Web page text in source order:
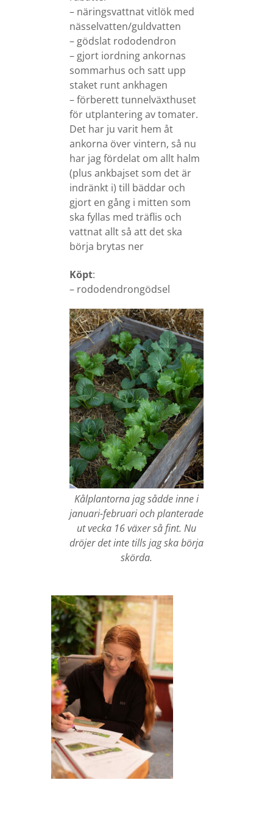
– näringsvattnat vitlök med
nässelvatten/guldvatten
– gödslat rododendron
– gjort iordning ankornas
sommarhus och satt upp
staket runt ankhagen
– förberett tunnelväxthuset
för utplantering av tomater.
Det har ju varit hem åt
ankorna över vintern, så nu
har jag fördelat om allt halm
(plus ankbajset som det är
indränkt i) till bäddar och
gjort en gång i mitten som
ska fyllas med träflis och
vattnat allt så att det ska
börja brytas ner
Köpt:
– rododendrongödsel
Kålplantorna jag sådde inne i
januari-februari och planterade
ut vecka 16 växer så fint. Nu
dröjer det inte tills jag ska börja
skörda.